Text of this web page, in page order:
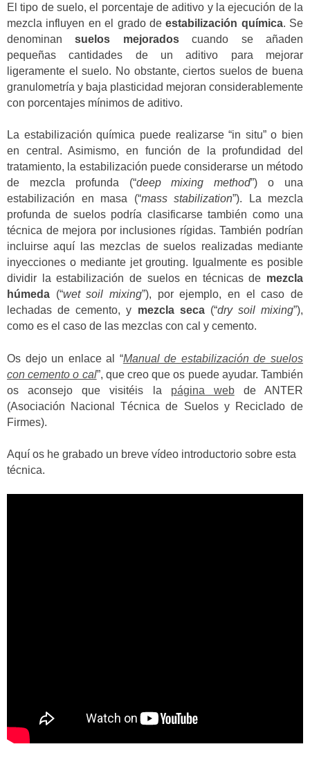
El tipo de suelo, el porcentaje de aditivo y la ejecución de la
mezcla influyen en el grado deestabilización química. Se
denominansuelos mejoradoscuando se añaden
pequeñas cantidades de un aditivo para mejorar
ligeramente el suelo. No obstante, ciertos suelos de buena
granulometría y baja plasticidad mejoran considerablemente
con porcentajes mínimos de aditivo.
La estabilización química puede realizarse “in situ” o bien
en central. Asimismo, en función de la profundidad del
tratamiento, la estabilización puede considerarse un método
de mezcla profunda (“deep mixing method”) o una
estabilización en masa (“mass stabilization”). La mezcla
profunda de suelos podría clasificarse también como una
técnica de mejora por inclusiones rígidas. También podrían
incluirse aquí las mezclas de suelos realizadas mediante
inyecciones o mediante jet grouting. Igualmente es posible
dividir la estabilización de suelos en técnicas de mezcla
húmeda (“wet soil mixing”), por ejemplo, en el caso de
lechadas de cemento, y mezcla seca(“dry soil mixing”),
como es el caso de las mezclas con cal y cemento.
Os dejo un enlace al “Manual de estabilización de suelos
con cemento o cal”, que creo que os puede ayudar. También
os aconsejo que visitéis la página webde ANTER
(Asociación Nacional Técnica de Suelos y Reciclado de
Firmes).
Aquí os he grabado un breve vídeo introductorio sobre esta
técnica.